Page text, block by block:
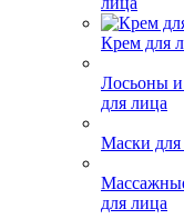
Крем для
Лосьоны и